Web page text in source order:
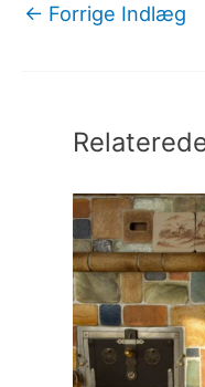
← Forrige Indlæg